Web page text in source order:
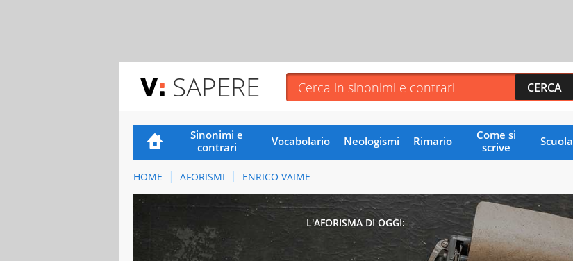
SAPERE
Sinonimi e
contrari
Vocabolario Neologismi Rimario
Come si
scrive
Scuola
HOME AFORISMI ENRICO VAIME
L'AFORISMA DI OGGI: